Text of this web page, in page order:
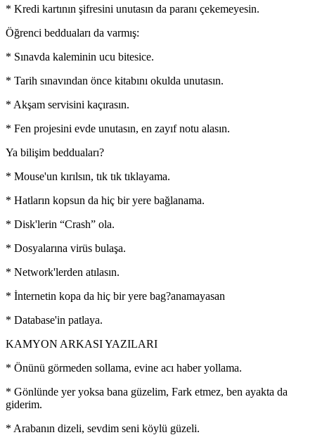
* Kredi kartının şifresini unutasın da paranı çekemeyesin.
Öğrenci bedduaları da varmış:
* Sınavda kaleminin ucu bitesice.
* Tarih sınavından önce kitabını okulda unutasın.
* Akşam servisini kaçırasın.
* Fen projesini evde unutasın, en zayıf notu alasın.
Ya bilişim bedduaları?
* Mouse'un kırılsın, tık tık tıklayama.
* Hatların kopsun da hiç bir yere bağlanama.
* Disk'lerin “Crash” ola.
* Dosyalarına virüs bulaşa.
* Network'lerden atılasın.
* İnternetin kopa da hiç bir yere bag?anamayasan
* Database'in patlaya.
KAMYON ARKASI YAZILARI
* Önünü görmeden sollama, evine acı haber yollama.
* Gönlünde yer yoksa bana güzelim, Fark etmez, ben ayakta da
giderim.
* Arabanın dizeli, sevdim seni köylü güzeli.